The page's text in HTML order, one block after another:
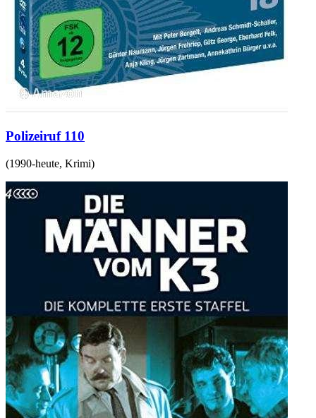
Polizeiruf 110
(1990-heute, Krimi)